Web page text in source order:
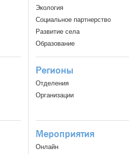
Экология
Социальное партнерство
Развитие села
Образование
Регионы
Отделения
Организации
Мероприятия
Онлайн